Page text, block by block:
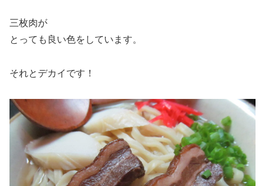
三枚肉が
とっても良い色をしています。
それとデカイです！